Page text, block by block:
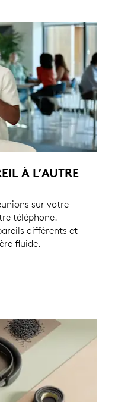
À L’AUTRE
sur votre
téléphone.
différents et
fluide.